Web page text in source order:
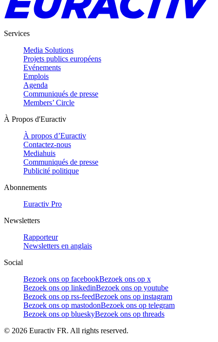
Services
Media Solutions
Projets publics européens
Evénements
Emplois
Agenda
Communiqués de presse
Members’ Circle
À Propos d'Euractiv
À propos d’Euractiv
Contactez-nous
Mediahuis
Communiqués de presse
Publicité politique
Abonnements
Euractiv Pro
Newsletters
Rapporteur
Newsletters en anglais
Social
Bezoek ons op facebookBezoek ons op x
Bezoek ons op linkedinBezoek ons op youtube
Bezoek ons op rss-feedBezoek ons op instagram
Bezoek ons op mastodonBezoek ons op telegram
Bezoek ons op blueskyBezoek ons op threads
© 2026 Euractiv FR. All rights reserved.